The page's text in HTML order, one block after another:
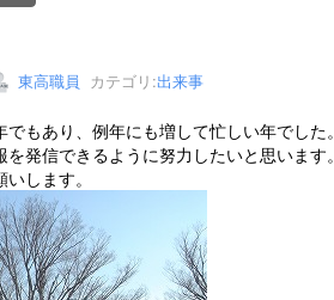
東高職員 カテゴリ:出来事
もあり、例年にも増して忙しい年でした。
発信できるように努力したいと思います。
します。